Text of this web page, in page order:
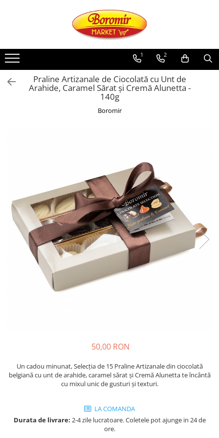
Noutati
Produse de post
Cozonac
Cozonac Magnum
Cozonac Vegan (de post)
Cozonac Collection
Cozo-Bun
Cozonac Cadou
Cozonac cu Unt
Cozonac Royal
Cozonac Mos Craciun
Cozonac Duofino
Creme tartinabile
Prajituri artizanale
Chec cu iaurt
1 2
Praline Artizanale de Ciocolată cu Unt de
Arahide, Caramel Sărat și Cremă Alunetta -
140g
Boromir
50,00 RON
Un cadou minunat, Selecția de 15 Praline Artizanale din ciocolată
belgiană cu unt de arahide, caramel sărat și Cremă Alunetta te încântă
cu mixul unic de gusturi și texturi.
LA COMANDA
Durata de livrare: 2-4 zile lucratoare. Coletele pot ajunge in 24 de
ore.